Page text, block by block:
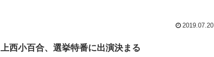
2019.07.20
上西小百合、選挙特番に出演決まる